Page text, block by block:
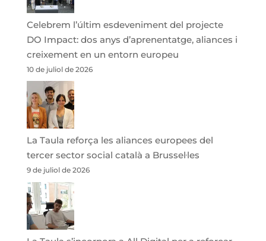
Celebrem l’últim esdeveniment del projecte
DO Impact: dos anys d’aprenentatge, aliances i
creixement en un entorn europeu
10 de juliol de 2026
La Taula reforça les aliances europees del
tercer sector social català a Brussel·les
9 de juliol de 2026